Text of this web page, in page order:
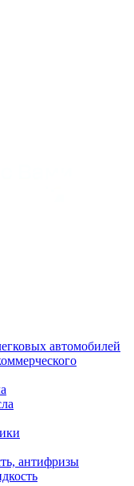
автомобилей
антифризы